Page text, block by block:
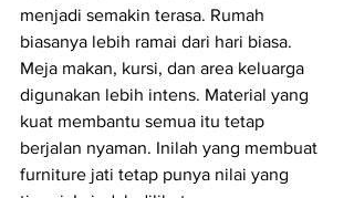
menjadi semakin terasa. Rumah
biasanya lebih ramai dari hari biasa.
Meja makan, kursi, dan area keluarga
digunakan lebih intens. Material yang
kuat membantu semua itu tetap
berjalan nyaman. Inilah yang membuat
furniture jati tetap punya nilai yang